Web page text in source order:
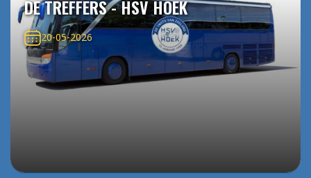
DE TREFFERS - HSV HOEK
20-05-2026